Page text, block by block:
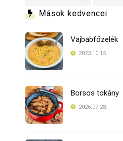
Mások kedvencei
Vajbabfőzelék
2023.10.15.
Borsos tokány
2026.07.28.